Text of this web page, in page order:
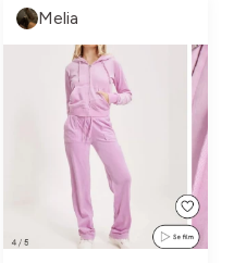
Melia